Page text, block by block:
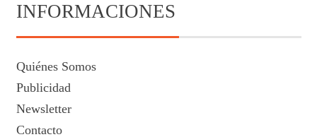
INFORMACIONES
Quiénes Somos
Publicidad
Newsletter
Contacto